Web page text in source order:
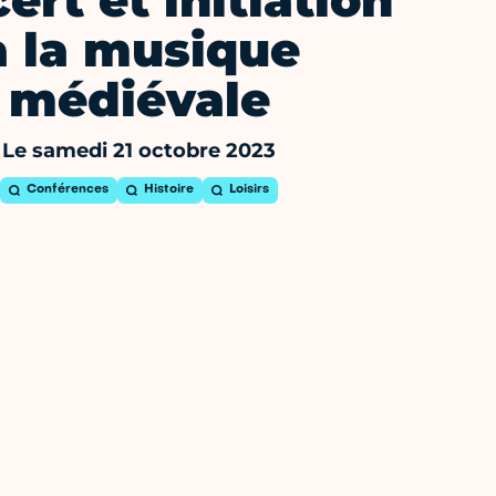
la musique
médiévale
Le samedi 21 octobre 2023
Conférences Histoire Loisirs